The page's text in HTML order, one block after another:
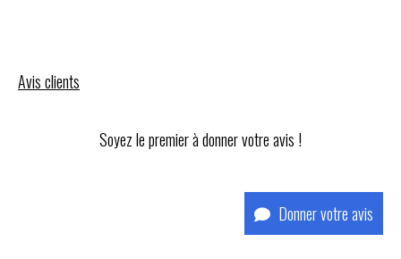
Avis clients
Soyez le premier à donner votre avis !
Donner votre avis